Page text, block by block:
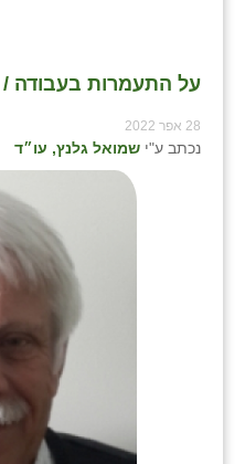
על התעמרות בעבודה /
28 אפר 2022
נכתב ע"י שמואל גלנץ, עו״ד